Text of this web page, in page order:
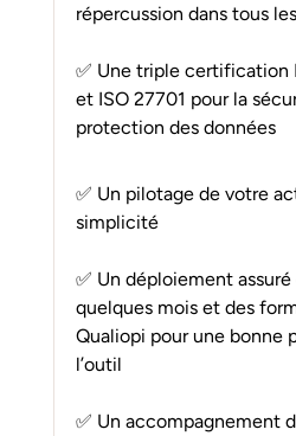
répercussion dans tous
✅ Une triple certification
et ISO 27701 pour la
protection des données
✅ Un pilotage de votre
simplicité
✅ Un déploiement
quelques mois et des
Qualiopi pour une bonne
l’outil
✅ Un accompagnement